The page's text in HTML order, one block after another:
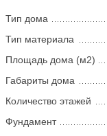
Тип дома
Тип материала
Площадь дома (м2)
Габариты дома
Количество этажей
Фундамент